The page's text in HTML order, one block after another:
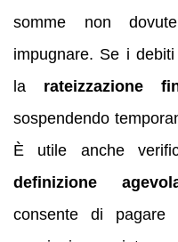
somme non
impugnare. Se i
la rateizzazione
sospendendo
È utile anche
definizione
consente di pagare